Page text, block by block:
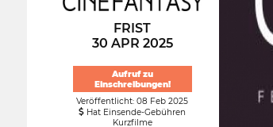
FRIST
30 APR 2025
Aufruf zu
Einschreibungen!
Veröffentlicht: 08 Feb 2025
Hat Einsende-Gebühren
Kurzfilme